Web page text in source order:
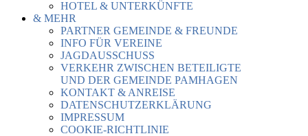
HOTEL & UNTERKÜNFTE
& MEHR
PARTNER GEMEINDE & FREUNDE
INFO FÜR VEREINE
JAGDAUSSCHUSS
VERKEHR ZWISCHEN BETEILIGTE
UND DER GEMEINDE PAMHAGEN
KONTAKT & ANREISE
DATENSCHUTZERKLÄRUNG
IMPRESSUM
COOKIE-RICHTLINIE